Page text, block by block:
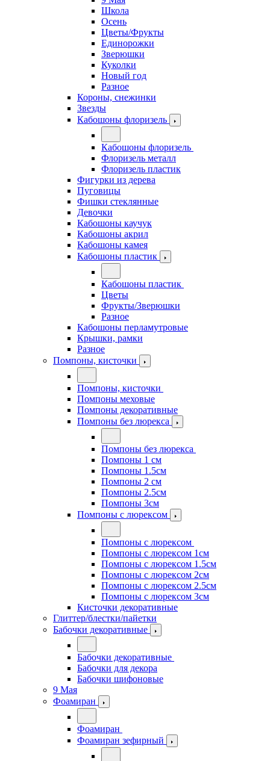
Школа
Осень
Цветы/Фрукты
Единорожки
Зверюшки
Куколки
Новый год
Разное
Короны, снежинки
Звезды
Кабошоны флоризель
Кабошоны флоризель
Флоризель металл
Флоризель пластик
Фигурки из дерева
Пуговицы
Фишки стеклянные
Девочки
Кабошоны каучук
Кабошоны акрил
Кабошоны камея
Кабошоны пластик
Кабошоны пластик
Цветы
Фрукты/Зверюшки
Разное
Кабошоны перламутровые
Крышки, рамки
Разное
Помпоны, кисточки
Помпоны, кисточки
Помпоны меховые
Помпоны декоративные
Помпоны без люрекса
Помпоны без люрекса
Помпоны 1 см
Помпоны 1.5см
Помпоны 2 см
Помпоны 2.5см
Помпоны 3см
Помпоны с люрексом
Помпоны с люрексом
Помпоны с люрексом 1см
Помпоны с люрексом 1.5см
Помпоны с люрексом 2см
Помпоны с люрексом 2.5см
Помпоны с люрексом 3см
Кисточки декоративные
Глиттер/блестки/пайетки
Бабочки декоративные
Бабочки декоративные
Бабочки для декора
Бабочки шифоновые
9 Мая
Фоамиран
Фоамиран
Фоамиран зефирный